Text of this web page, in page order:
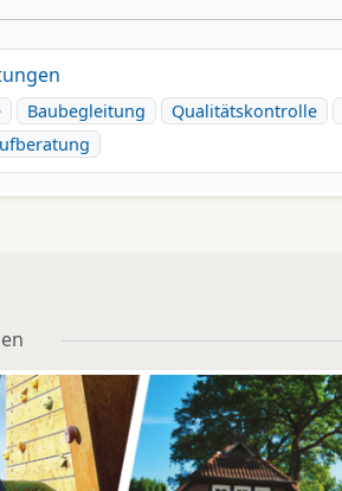
Baubegleitung Qualitätskontrolle